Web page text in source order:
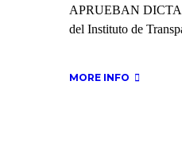
APRUEBAN
del Instituto de
MORE INFO